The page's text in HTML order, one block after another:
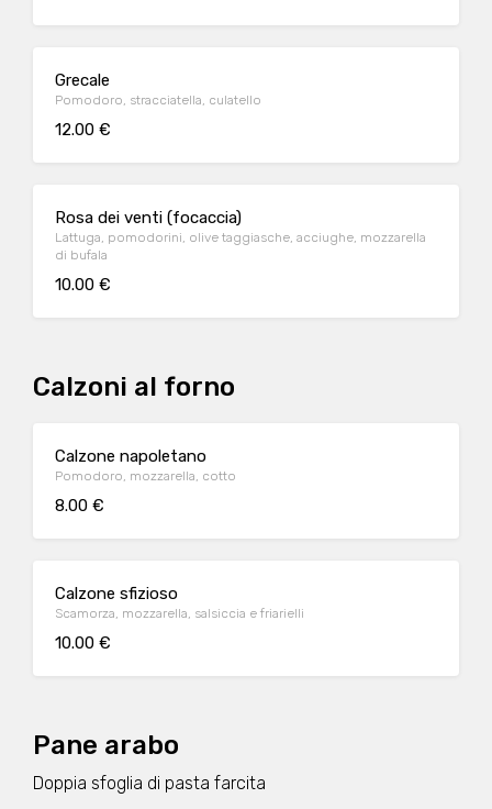
Grecale
Pomodoro, stracciatella, culatello
12.00 €
Rosa dei venti (focaccia)
Lattuga, pomodorini, olive taggiasche, acciughe, mozzarella
di bufala
10.00 €
Calzoni al forno
Calzone napoletano
Pomodoro, mozzarella, cotto
8.00 €
Calzone sfizioso
Scamorza, mozzarella, salsiccia e friarielli
10.00 €
Pane arabo
Doppia sfoglia di pasta farcita